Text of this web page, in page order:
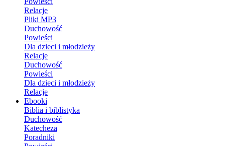
Relacje
Pliki MP3
Duchowość
Powieści
Dla dzieci i młodzieży
Relacje
Duchowość
Powieści
Dla dzieci i młodzieży
Relacje
Ebooki
Biblia i biblistyka
Duchowość
Katecheza
Poradniki